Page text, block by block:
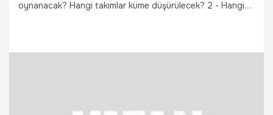
oynanacak? Hangi takımlar küme düşürülecek? 2 - Hangi